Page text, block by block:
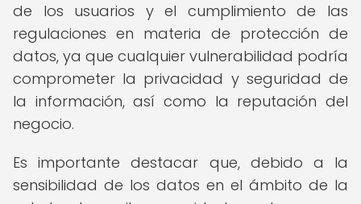
de los usuarios y el cumplimiento de las
regulaciones en materia de protección de
datos, ya que cualquier vulnerabilidad podría
comprometer la privacidad y seguridad de
la información, así como la reputación del
negocio.
Es importante destacar que, debido a la
sensibilidad de los datos en el ámbito de la